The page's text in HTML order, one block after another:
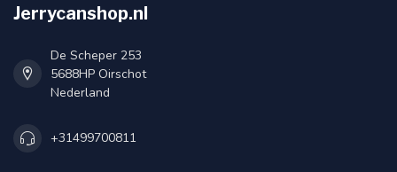
Jerrycanshop.nl
De Scheper 253
5688HP Oirschot
Nederland
+31499700811